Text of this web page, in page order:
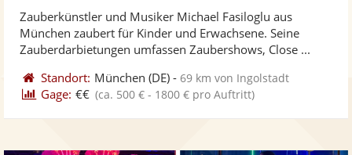
Zauberkünstler und Musiker Michael Fasiloglu aus
München zaubert für Kinder und Erwachsene. Seine
Zauberdarbietungen umfassen Zaubershows, Close ...
Standort: München (DE) -69 km von Ingolstadt
Gage: €€ (ca. 500 € - 1800 € pro Auftritt)